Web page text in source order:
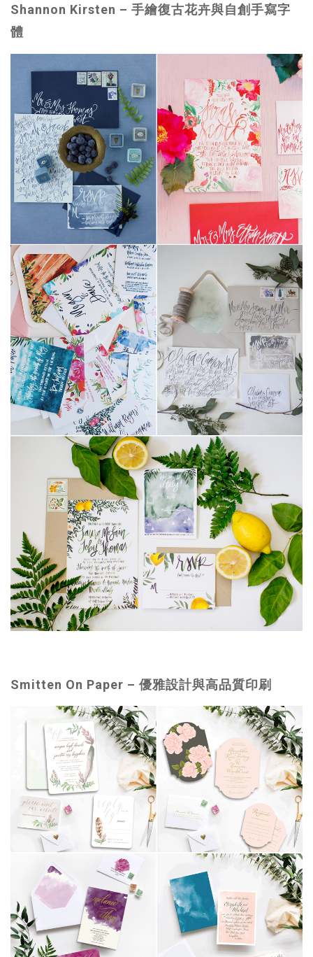
Shannon Kirsten – 手繪復古花卉與自創手寫字
體
Smitten On Paper – 優雅設計與高品質印刷